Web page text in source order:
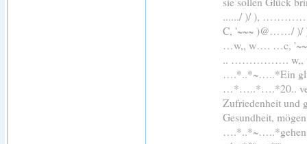
....../ )/ ),
C, '~~~ )@……/
…w,, w…. …c,
.. …………….
….*..*~…..*Ein
…*…..*….*20..
Zufriedenheit
Gesundheit,